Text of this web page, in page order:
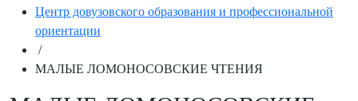
Центр довузовского образования и профессиональной
ориентации
/
МАЛЫЕ ЛОМОНОСОВСКИЕ ЧТЕНИЯ